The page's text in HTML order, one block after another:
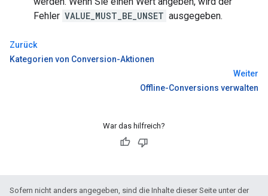
Fehler VALUE_MUST_BE_UNSET ausgegeben.
Zurück
Kategorien von Conversion-Aktionen
Weiter
Offline-Conversions verwalten
War das hilfreich?
Sofern nicht anders angegeben, sind die Inhalte dieser Seite unter der